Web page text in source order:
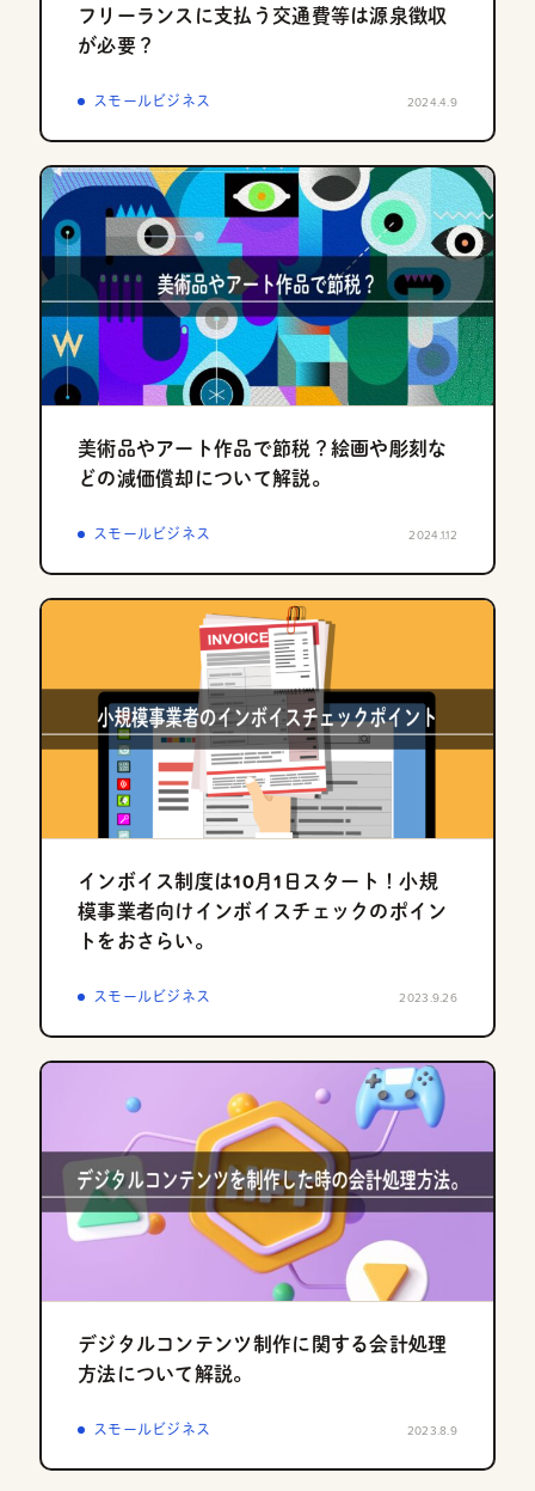
フリーランスに支払う交通費等は源泉徴収
が必要？
スモールビジネス 2024.4.9
美術品やアート作品で節税？絵画や彫刻な
どの減価償却について解説。
スモールビジネス 2024.1.12
インボイス制度は10月1日スタート！小規
模事業者向けインボイスチェックのポイン
トをおさらい。
スモールビジネス 2023.9.26
デジタルコンテンツ制作に関する会計処理
方法について解説。
スモールビジネス 2023.8.9